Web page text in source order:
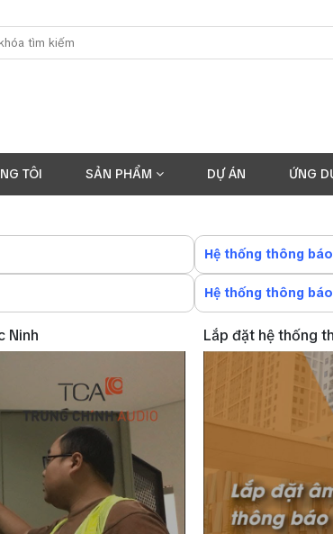
TÔI SẢN PHẨM DỰ ÁN ỨNG
Hệ thống thông
Hệ thống thông báo
Ninh Lắp đặt hệ thống